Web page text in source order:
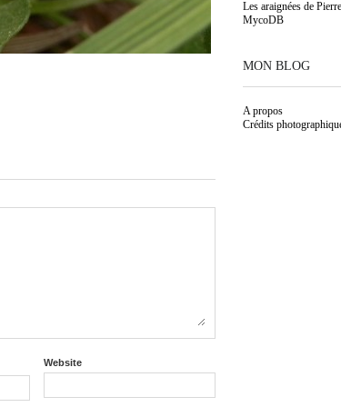
Website
Les araignées de
MycoDB
MON BLOG
A propos
Crédits